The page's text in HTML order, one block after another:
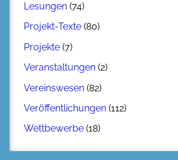
Lesungen (74)
Projekt-Texte (80)
Projekte (7)
Veranstaltungen (2)
Vereinswesen (82)
Veröffentlichungen (112)
Wettbewerbe (18)